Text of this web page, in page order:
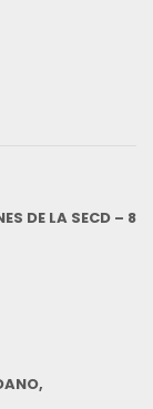
DE LA SECD – 8